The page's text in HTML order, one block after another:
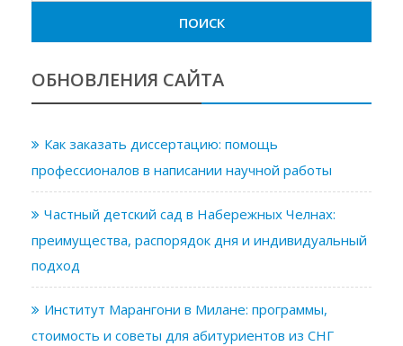
ОБНОВЛЕНИЯ САЙТА
Как заказать диссертацию: помощь
профессионалов в написании научной работы
Частный детский сад в Набережных Челнах:
преимущества, распорядок дня и индивидуальный
подход
Институт Марангони в Милане: программы,
стоимость и советы для абитуриентов из СНГ